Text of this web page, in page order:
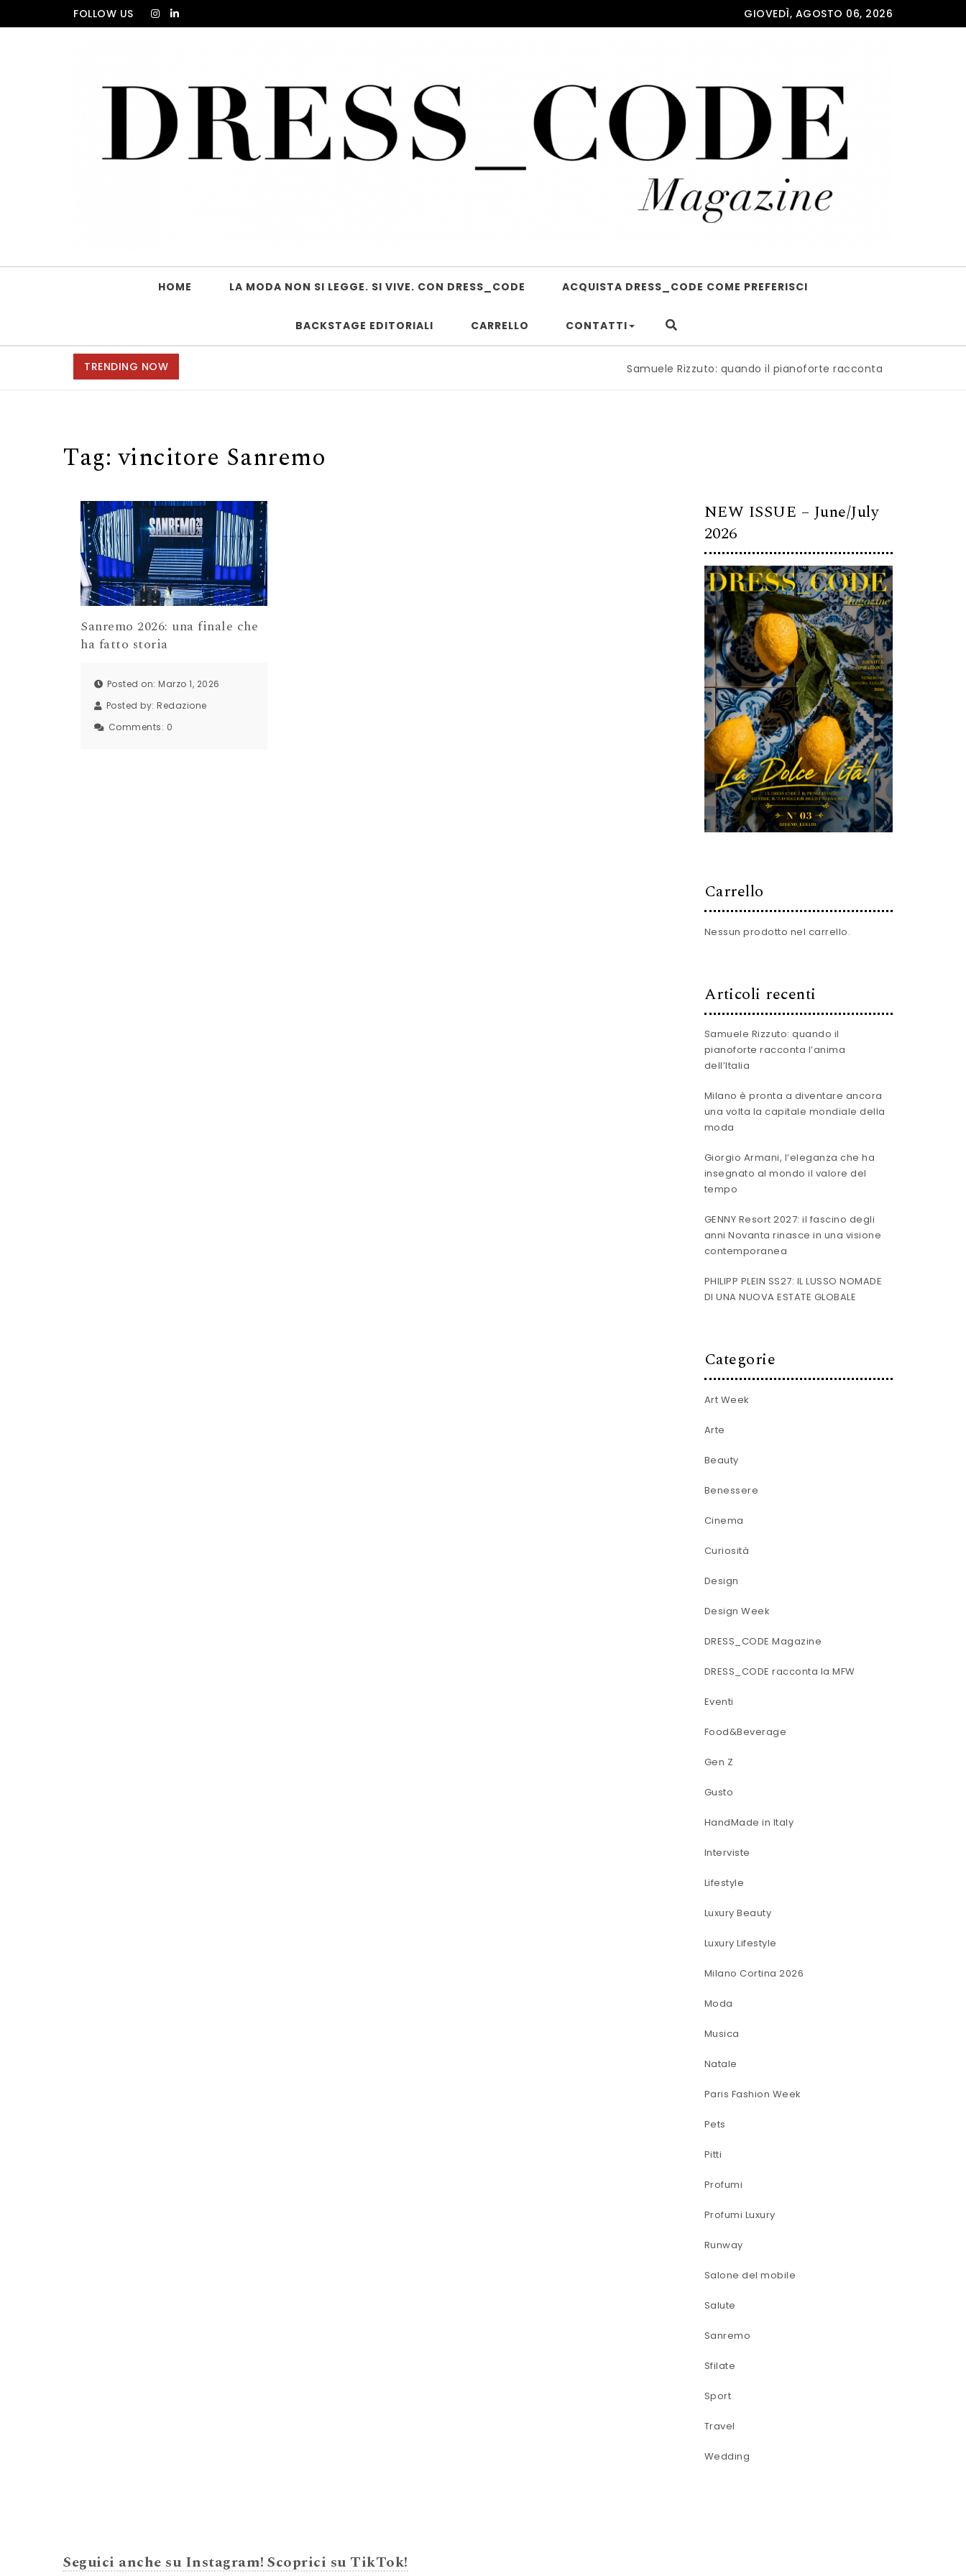
Skip to contentFOLLOW US GIOVEDÌ, AGOSTO 06, 2026
HOME LA MODA NON SI LEGGE. SI VIVE. CON DRESS_CODE ACQUISTA DRESS_CODE COME PREFERISCI
BACKSTAGE EDITORIALI CARRELLO CONTATTI
TRENDING NOW Samuele Rizzuto: quando il pianoforte racconta l’anima dell’Italia
Tag:vincitore Sanremo
Sanremo 2026: una finale che
ha fatto storia
Posted on: Marzo 1, 2026
Posted by: Redazione
Comments: 0
NEW ISSUE – June/July
2026
Carrello
Nessun prodotto nel carrello.
Articoli recenti
Samuele Rizzuto: quando il
pianoforte racconta l’anima
dell’Italia
Milano è pronta a diventare ancora
una volta la capitale mondiale della
moda
Giorgio Armani, l’eleganza che ha
insegnato al mondo il valore del
tempo
GENNY Resort 2027: il fascino degli
anni Novanta rinasce in una visione
contemporanea
PHILIPP PLEIN SS27: IL LUSSO NOMADE
DI UNA NUOVA ESTATE GLOBALE
Categorie
Art Week
Arte
Beauty
Benessere
Cinema
Curiosità
Design
Design Week
DRESS_CODE Magazine
DRESS_CODE racconta la MFW
Eventi
Food&Beverage
Gen Z
Gusto
HandMade in Italy
Interviste
Lifestyle
Luxury Beauty
Luxury Lifestyle
Milano Cortina 2026
Moda
Musica
Natale
Paris Fashion Week
Pets
Pitti
Profumi
Profumi Luxury
Runway
Salone del mobile
Salute
Sanremo
Sfilate
Sport
Travel
Wedding
Seguici anche su Instagram! Scoprici su TikTok!